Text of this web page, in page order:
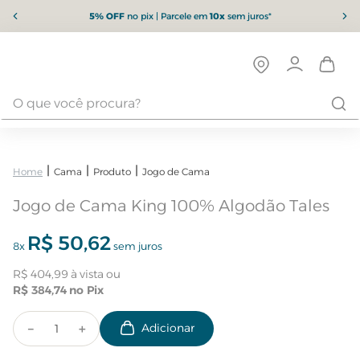
5% OFFno pix | Parcele em10xsem juros*
Cama Produto Jogo de Cama
Jogo de Cama King 100% Algodão Tales
8x R$ 50,62sem juros
R$ 404,99
R$ 384,74
＋
－